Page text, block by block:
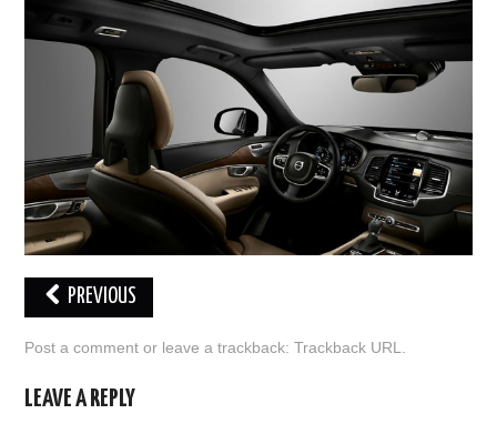
PREVIOUS
Post a comment or leave a trackback:Trackback URL
LEAVE A REPLY